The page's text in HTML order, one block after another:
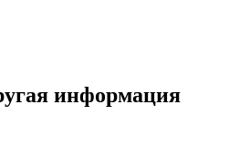
информация